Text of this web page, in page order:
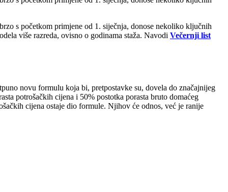
s početkom primjene od 1. siječnja, donose nekoliko ključnih
više razreda, ovisno o godinama staža. Navodi Večernji list
novu formulu koja bi, pretpostavke su, dovela do značajnijeg
potrošačkih cijena i 50% postotka porasta bruto domaćeg
cijena ostaje dio formule. Njihov će odnos, već je ranije